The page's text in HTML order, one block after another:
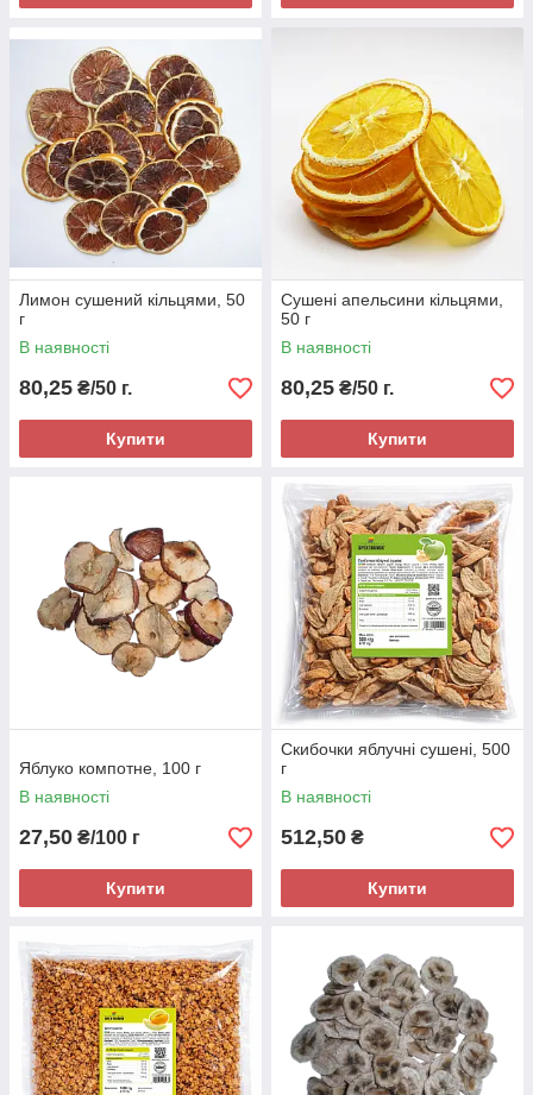
Лимон сушений кільцями, 50
г
В наявності
80,25 ₴/50 г.
Купити
Сушені апельсини кільцями,
50 г
В наявності
80,25 ₴/50 г.
Купити
Яблуко компотне, 100 г
В наявності
27,50 ₴/100 г
Купити
Скибочки яблучні сушені, 500
г
В наявності
512,50 ₴
Купити